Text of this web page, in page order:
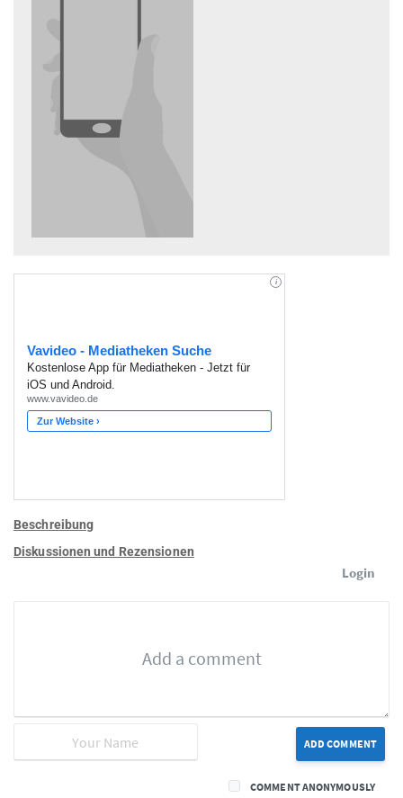
Beschreibung
Diskussionen und Rezensionen
Login
ADD COMMENT
COMMENT ANONYMOUSLY